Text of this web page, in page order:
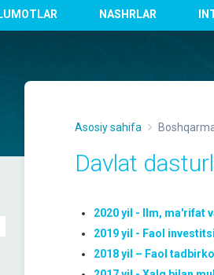
NASHRLAR
Asosiy sahifa
Davlat
2020 yil - Ilm, ma'rifat
2019 yil - Faol
2018 yil – Faol